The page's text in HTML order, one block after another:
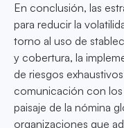
En conclusión, las
para reducir la
torno al uso de
y cobertura, la
de riesgos
comunicación con los
paisaje de la nómina
organizaciones que